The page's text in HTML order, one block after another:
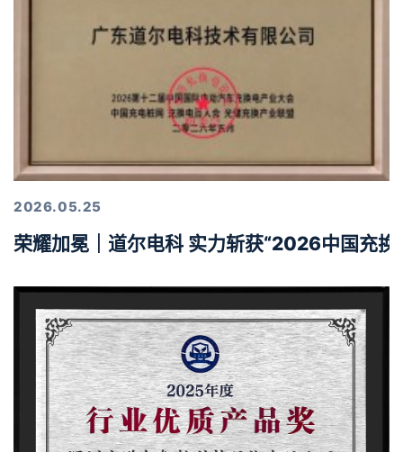
2026.05.25
荣耀加冕｜道尔电科 实力斩获“2026中国充换